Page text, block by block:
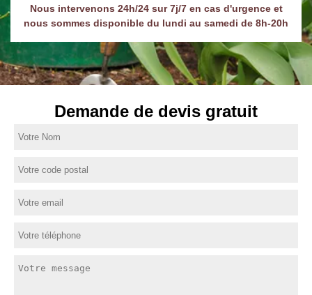
Nous intervenons 24h/24 sur 7j/7 en cas d'urgence et
nous sommes disponible du lundi au samedi de 8h-20h
Demande de devis gratuit